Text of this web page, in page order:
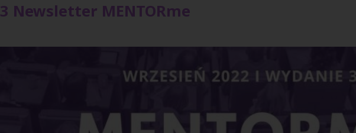
3 Newsletter MENTORme